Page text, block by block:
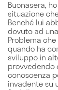
Buonasera,
situazione
Benché lui
dovuto ad
Problema
quando ha
sviluppo in
provvedendo
conoscenza
invadente su